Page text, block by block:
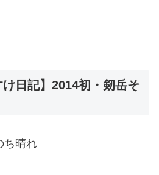
け日記】2014初・剱岳そ
晴れ